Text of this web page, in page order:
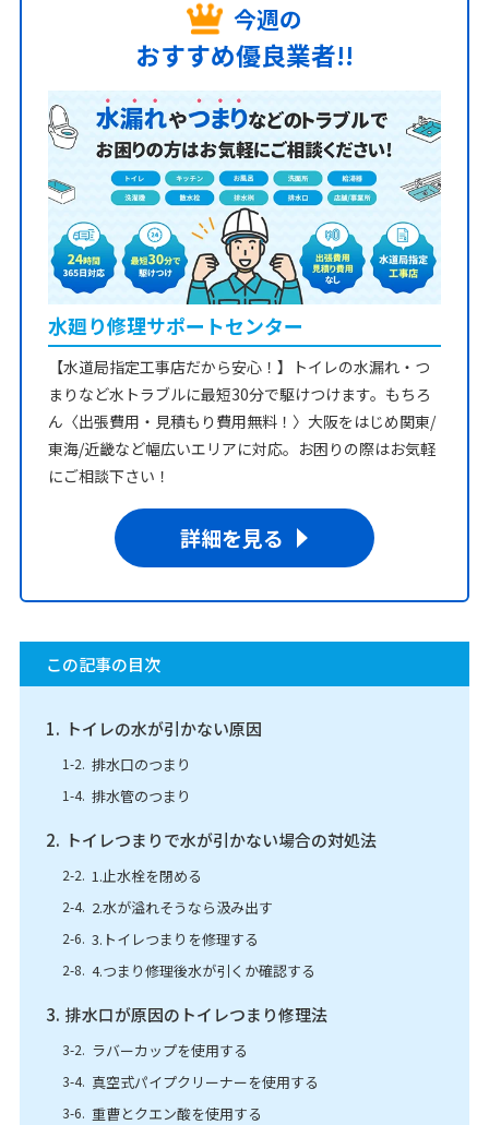
今週の
おすすめ優良業者!!
水廻り修理サポートセンター
【水道局指定工事店だから安心！】トイレの水漏れ・つ
まりなど水トラブルに最短30分で駆けつけます。もちろ
ん〈出張費用・見積もり費用無料！〉大阪をはじめ関東/
東海/近畿など幅広いエリアに対応。お困りの際はお気軽
にご相談下さい！
詳細を見る
この記事の目次
トイレの水が引かない原因
排水口のつまり
排水管のつまり
トイレつまりで水が引かない場合の対処法
1.止水栓を閉める
2.水が溢れそうなら汲み出す
3.トイレつまりを修理する
4.つまり修理後水が引くか確認する
排水口が原因のトイレつまり修理法
ラバーカップを使用する
真空式パイプクリーナーを使用する
重曹とクエン酸を使用する